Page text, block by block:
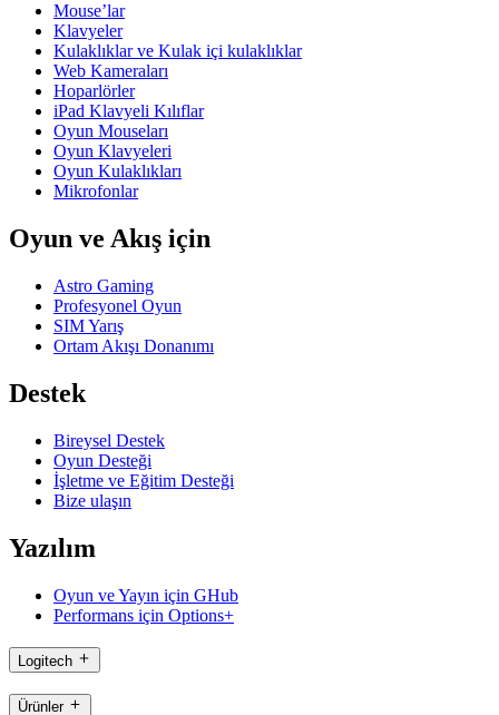
Mouse’lar
Klavyeler
Kulaklıklar ve Kulak içi kulaklıklar
Web Kameraları
Hoparlörler
iPad Klavyeli Kılıflar
Oyun Mouseları
Oyun Klavyeleri
Oyun Kulaklıkları
Mikrofonlar
Oyun ve Akış için
Astro Gaming
Profesyonel Oyun
SIM Yarış
Ortam Akışı Donanımı
Destek
Bireysel Destek
Oyun Desteği
İşletme ve Eğitim Desteği
Bize ulaşın
Yazılım
Oyun ve Yayın için GHub
Performans için Options+
Logitech
Ürünler